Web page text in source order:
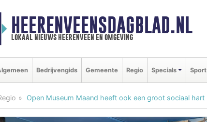
HEERENVEENSDAGBLAD.NL
lokaal nieuws heerenveen en omgeving
Bedrijvengids Gemeente Regio Specials Sport
Open Museum Maand heeft ook een groot sociaal hart